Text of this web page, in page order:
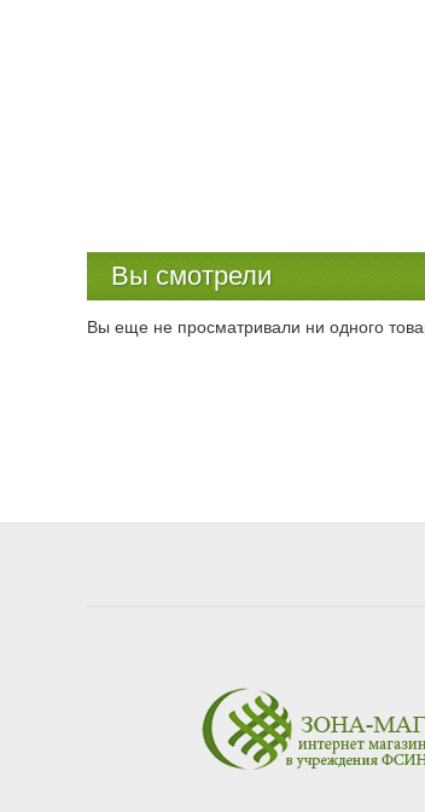
Вы смотрели
Вы еще не просматривали ни одного